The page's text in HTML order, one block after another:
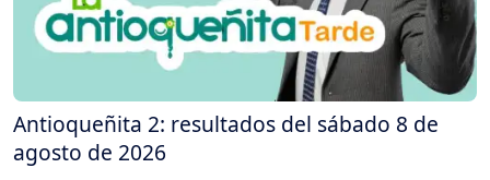
Antioqueñita 2: resultados del sábado 8 de
agosto de 2026